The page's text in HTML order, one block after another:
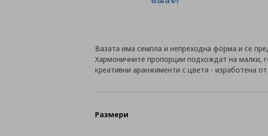
Вазата има семпла и непреходна форма и се
Хармоничните пропорции подхождат на малки,
креативни аранжименти с цветя - изработена
Размери